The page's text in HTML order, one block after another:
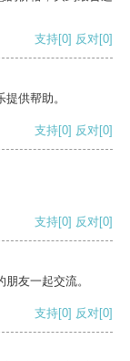
支持[0] 反对[0]
供帮助。
支持[0] 反对[0]
支持[0] 反对[0]
友一起交流。
支持[0] 反对[0]